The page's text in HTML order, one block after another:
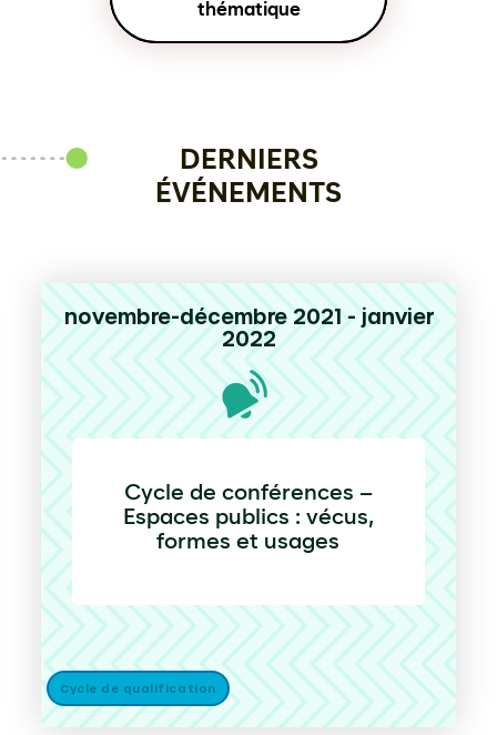
thématique
DERNIERS
ÉVÉNEMENTS
novembre-décembre 2021 - janvier
2022
Cycle de conférences –
Espaces publics : vécus,
formes et usages
Cycle de qualification